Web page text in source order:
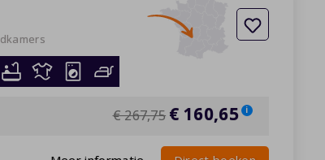
€ 267,75 € 160,65 i